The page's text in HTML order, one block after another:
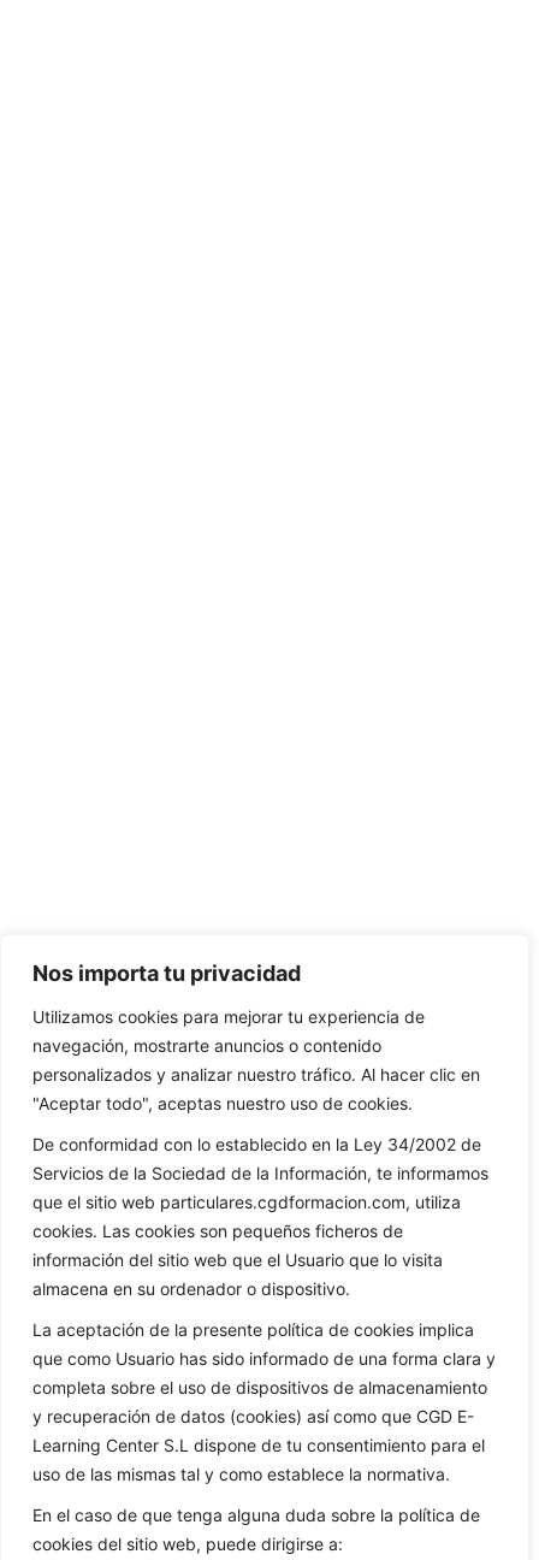
Nos importa tu privacidad
Utilizamos cookies para mejorar tu experiencia de
navegación, mostrarte anuncios o contenido
personalizados y analizar nuestro tráfico. Al hacer clic en
"Aceptar todo", aceptas nuestro uso de cookies.
De conformidad con lo establecido en la Ley 34/2002 de
Servicios de la Sociedad de la Información, te informamos
que el sitio web particulares.cgdformacion.com, utiliza
cookies. Las cookies son pequeños ficheros de
información del sitio web que el Usuario que lo visita
almacena en su ordenador o dispositivo.
La aceptación de la presente política de cookies implica
que como Usuario has sido informado de una forma clara y
completa sobre el uso de dispositivos de almacenamiento
y recuperación de datos (cookies) así como que CGD E-
Learning Center S.L dispone de tu consentimiento para el
uso de las mismas tal y como establece la normativa.
En el caso de que tenga alguna duda sobre la política de
cookies del sitio web, puede dirigirse a: